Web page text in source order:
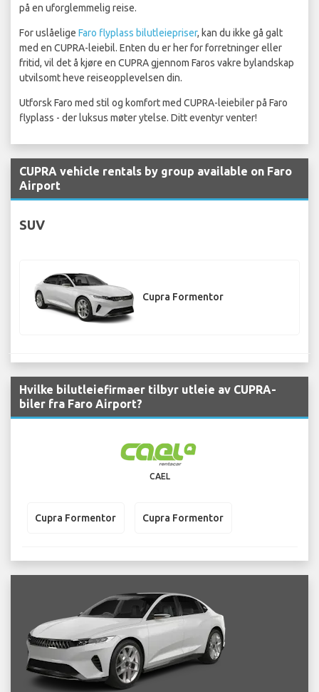
på en uforglemmelig reise.
For uslåelige Faro flyplass bilutleiepriser, kan du ikke gå galt
med en CUPRA-leiebil. Enten du er her for forretninger eller
fritid, vil det å kjøre en CUPRA gjennom Faros vakre bylandskap
utvilsomt heve reiseopplevelsen din.
Utforsk Faro med stil og komfort med CUPRA-leiebiler på Faro
flyplass - der luksus møter ytelse. Ditt eventyr venter!
CUPRA vehicle rentals by group available on Faro
Airport
SUV
Cupra Formentor
Hvilke bilutleiefirmaer tilbyr utleie av CUPRA-
biler fra Faro Airport?
CAEL
Cupra Formentor Cupra Formentor